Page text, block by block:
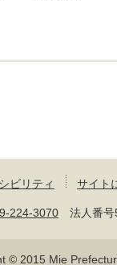
ビリティ サイト
224-3070 法人番号
© 2015 Mie